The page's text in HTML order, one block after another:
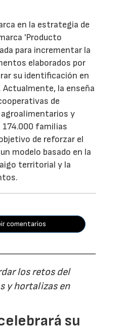
en la estrategia de
'Producto
para incrementar la
elaborados por
su identificación en
la enseña
de
y
174.000 familias
de reforzar el
modelo basado en la
territorial y la
comentarios
los retos del
y hortalizas en
su